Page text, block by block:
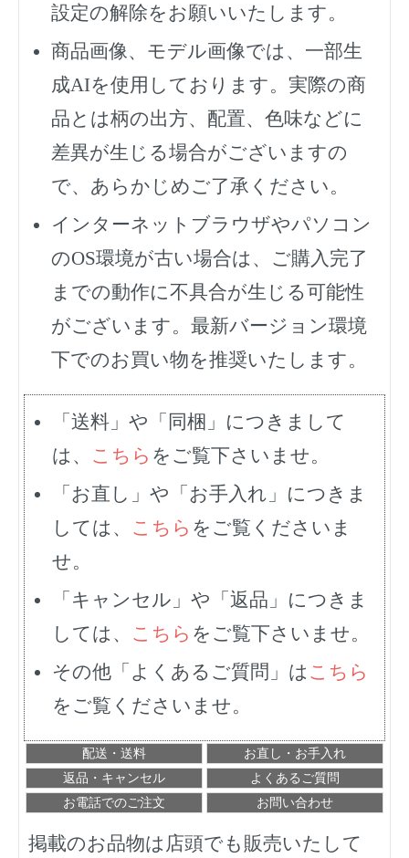
設定の解除をお願いいたします。
商品画像、モデル画像では、一部生
成AIを使用しております。実際の商
品とは柄の出方、配置、色味などに
差異が生じる場合がございますの
で、あらかじめご了承ください。
インターネットブラウザやパソコン
のOS環境が古い場合は、ご購入完了
までの動作に不具合が生じる可能性
がございます。最新バージョン環境
下でのお買い物を推奨いたします。
「送料」や「同梱」につきまして
は、 こちら をご覧下さいませ。
「お直し」や「お手入れ」につきま
しては、 こちら をご覧くださいま
せ。
「キャンセル」や「返品」につきま
しては、 こちら をご覧下さいませ。
その他「よくあるご質問」は こちら
をご覧くださいませ。
配送・送料
お直し・お手入れ
返品・キャンセル
よくあるご質問
お電話でのご注文
お問い合わせ
掲載のお品物は店頭でも販売いたして